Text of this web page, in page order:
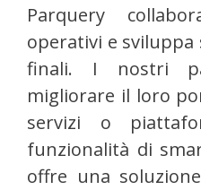
Parquery
operativi e
finali. I nostri
migliorare il loro
servizi o
funzionalità di
offre una